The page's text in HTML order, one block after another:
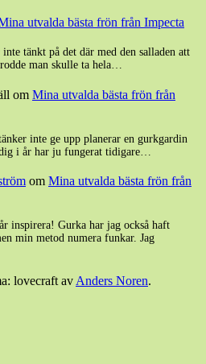
utvalda bästa frön från Impecta
tänkt på det där med den salladen att
man skulle ta hela…
om Mina utvalda bästa frön från
inte ge upp planerar en gurkgardin
i år har ju fungerat tidigare…
om Mina utvalda bästa frön från
inspirera! Gurka har jag också haft
min metod numera funkar. Jag
lovecraft av Anders Noren.